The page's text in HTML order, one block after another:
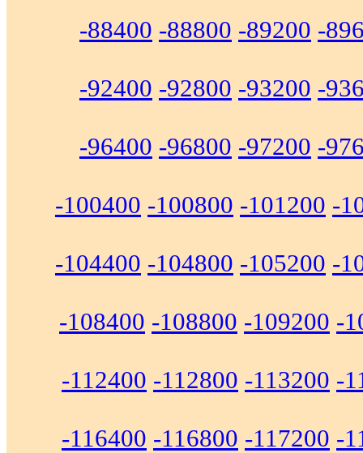
-88400 -88800 -89200 -
-92400 -92800 -93200 -
-96400 -96800 -97200 -
-100400 -100800 -101200 -
-104400 -104800 -105200 -
-108400 -108800 -109200 -
-112400 -112800 -113200 -
-116400 -116800 -117200 -